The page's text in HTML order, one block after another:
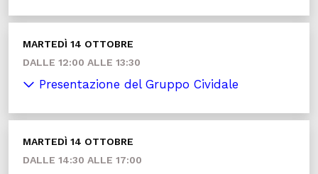
MARTEDÌ 14 OTTOBRE
DALLE 12:00 ALLE 13:30
Presentazione del Gruppo Cividale
MARTEDÌ 14 OTTOBRE
DALLE 14:30 ALLE 17:00